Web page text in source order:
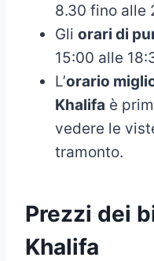
8.30 fino alle
Gli orari di
15:00 alle
L’orario
Khalifa è
vedere le
tramonto.
Prezzi dei
Khalifa